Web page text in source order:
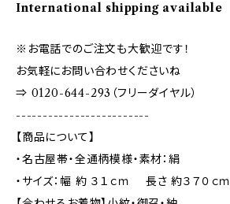
International shipping available
※お電話でのご注文も大歓迎です！
お気軽にお問い合わせくださいね
⇒ 0120-644-293（フリーダイヤル）
-------------------------
【商品について】
・名古屋帯・全通柄模様・素材：絹
・サイズ：幅 約 ３１ｃｍ 長さ 約３７０ｃｍ